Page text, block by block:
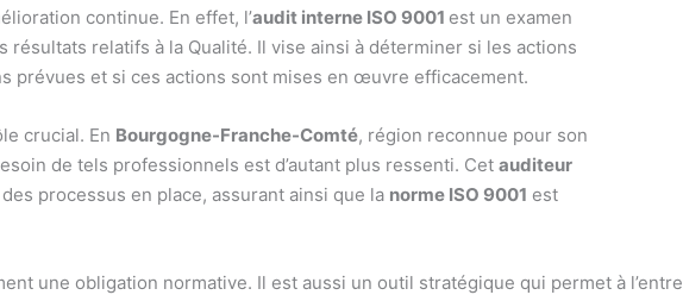
continue. En effet, l’audit interne ISO 9001 est un examen
relatifs à la Qualité. Il vise ainsi à déterminer si les actions
prévues et si ces actions sont mises en œuvre efficacement.
crucial. En Bourgogne-Franche-Comté, région reconnue pour son
de tels professionnels est d’autant plus ressenti. Cetauditeur
processus en place, assurant ainsi que la norme ISO 9001 est
une obligation normative. Il est aussi un outil stratégique qui permet à